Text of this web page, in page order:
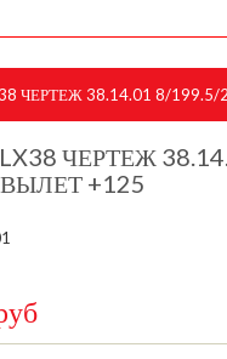
ЧЕРТЕЖ 38.14.01 8/
ЧЕРТЕЖ
+125